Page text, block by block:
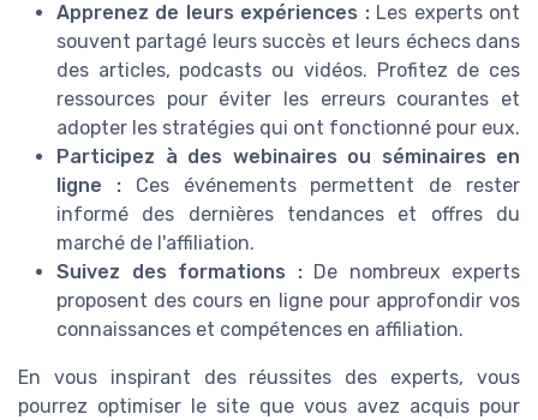
Apprenez de leurs expériences : Les experts ont
souvent partagé leurs succès et leurs échecs dans
des articles, podcasts ou vidéos. Profitez de ces
ressources pour éviter les erreurs courantes et
adopter les stratégies qui ont fonctionné pour eux.
Participez à des webinaires ou séminaires en
ligne : Ces événements permettent de rester
informé des dernières tendances et offres du
marché de l'affiliation.
Suivez des formations : De nombreux experts
proposent des cours en ligne pour approfondir vos
connaissances et compétences en affiliation.
En vous inspirant des réussites des experts, vous
pourrez optimiser le site que vous avez acquis pour